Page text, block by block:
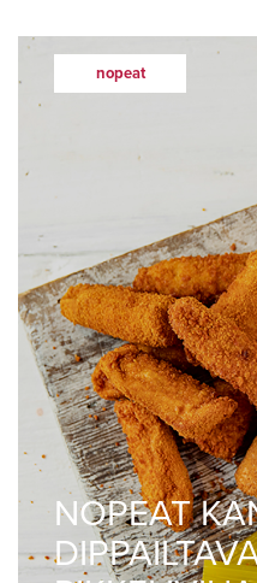
nopeat
NOPEAT